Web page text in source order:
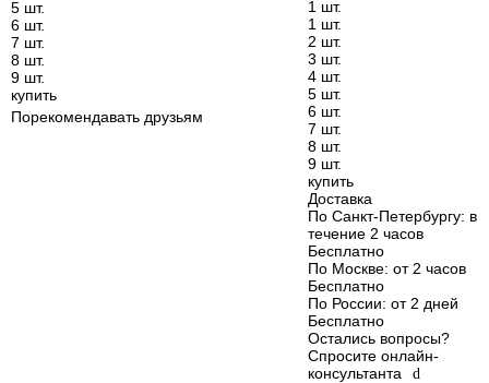
5 шт.
6 шт.
7 шт.
8 шт.
9 шт.
купить
Порекомендавать друзьям
1 шт.
1 шт.
2 шт.
3 шт.
4 шт.
5 шт.
6 шт.
7 шт.
8 шт.
9 шт.
купить
Доставка
По Санкт-Петербургу: в
течение 2 часов
Бесплатно
По Москве: от 2 часов
Бесплатно
По России: от 2 дней
Бесплатно
Остались вопросы?
Спросите онлайн-
консультанта
d